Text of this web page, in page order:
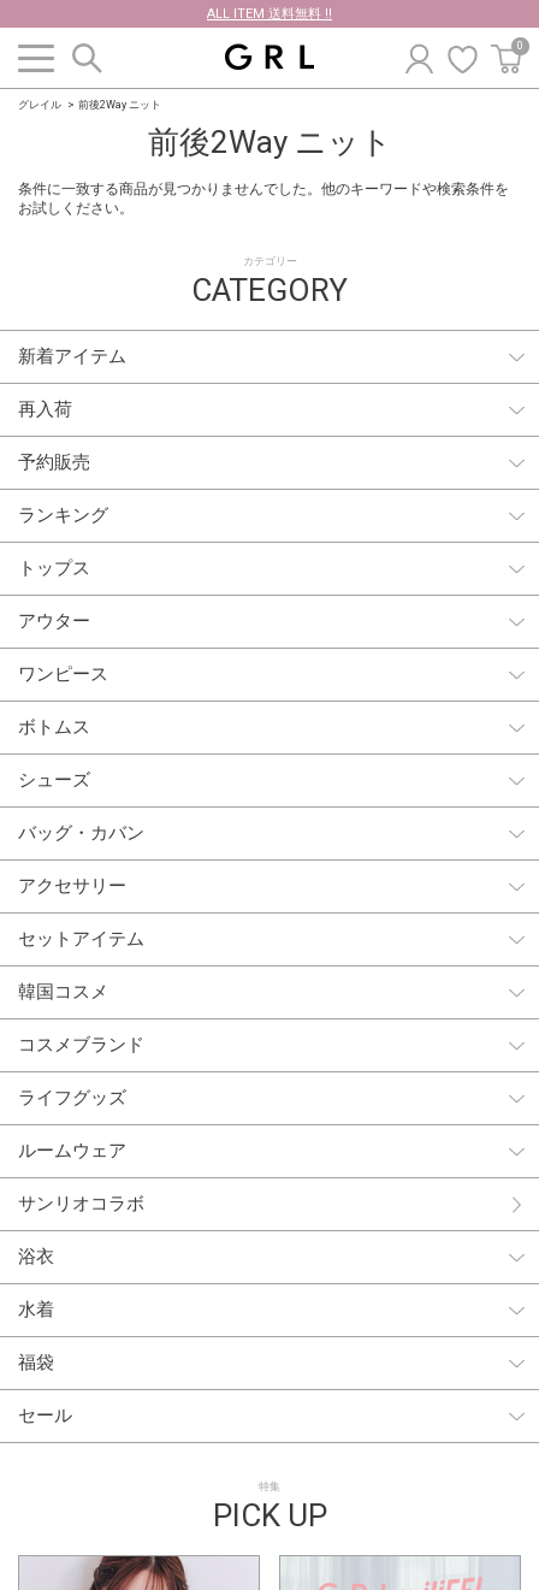
ALL ITEM 送料無料 !!
0
グレイル 前後2Way ニット
カテゴリー
CATEGORY
新着アイテム
再入荷
予約販売
ランキング
トップス
アウター
ワンピース
ボトムス
シューズ
バッグ・カバン
アクセサリー
セットアイテム
韓国コスメ
コスメブランド
ライフグッズ
ルームウェア
サンリオコラボ
浴衣
水着
福袋
セール
前後2Way ニット
条件に一致する商品が見つかりませんでした。他のキーワードや検索条件を
お試しください。
特集
PICK UP